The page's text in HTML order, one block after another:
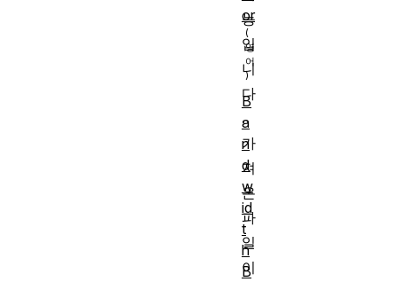
능
입
니
다
.
가
져
온
파
일
이
or
B
a
n
d
w
id
t
h
B